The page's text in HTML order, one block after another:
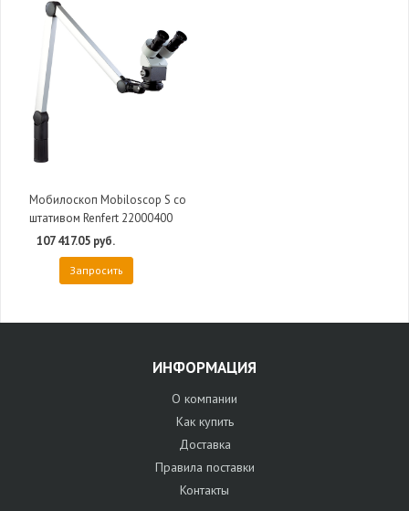
Мобилоскоп Mobiloscop S со
штативом Renfert 22000400
107 417.05 руб.
Запросить
ИНФОРМАЦИЯ
О компании
Как купить
Доставка
Правила поставки
Контакты